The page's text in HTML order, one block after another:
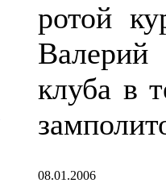
ротой
клуба в
08.01.2006